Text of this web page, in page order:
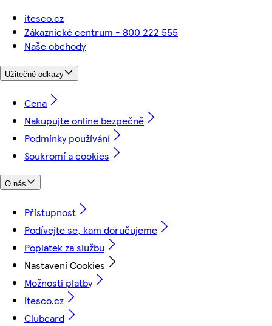
itesco.cz
Zákaznické centrum - 800 222 555
Naše obchody
Užitečné odkazy
Cena
Nakupujte online bezpečně
Podmínky používání
Soukromí a cookies
O nás
Přístupnost
Podívejte se, kam doručujeme
Poplatek za službu
Nastavení Cookies
Možnosti platby
itesco.cz
Clubcard